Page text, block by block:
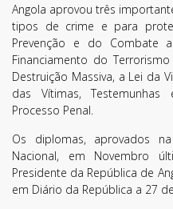
Angola aprovou três
tipos de crime e para
Prevenção e do Combate
Financiamento do
Destruição Massiva, a Lei da
das Vítimas,
Processo Penal.
Os diplomas, aprovados
Nacional, em Novembro
Presidente da República de
em Diário da República a 27